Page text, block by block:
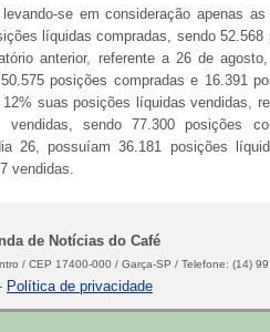
se em consideração apenas
líquidas compradas, sendo 52.568
anterior, referente a 26 de
posições compradas e 16.391
suas posições líquidas vendidas,
sendo 77.300 posições
26, possuíam 36.181 posições
vendidas.
em 382,00 cents com
como base os últimos gráficos
de 370 cents evitando a entrado em
de 400 cents. A cada semana que
de Notícias do Café
/ CEP 17400-000 / Garça-SP / Telefone: (14)
Política de privacidade